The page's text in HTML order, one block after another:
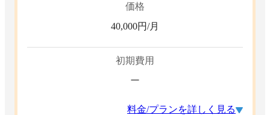
価格
40,000円/月
初期費用
ー
料金/プランを詳しく見る